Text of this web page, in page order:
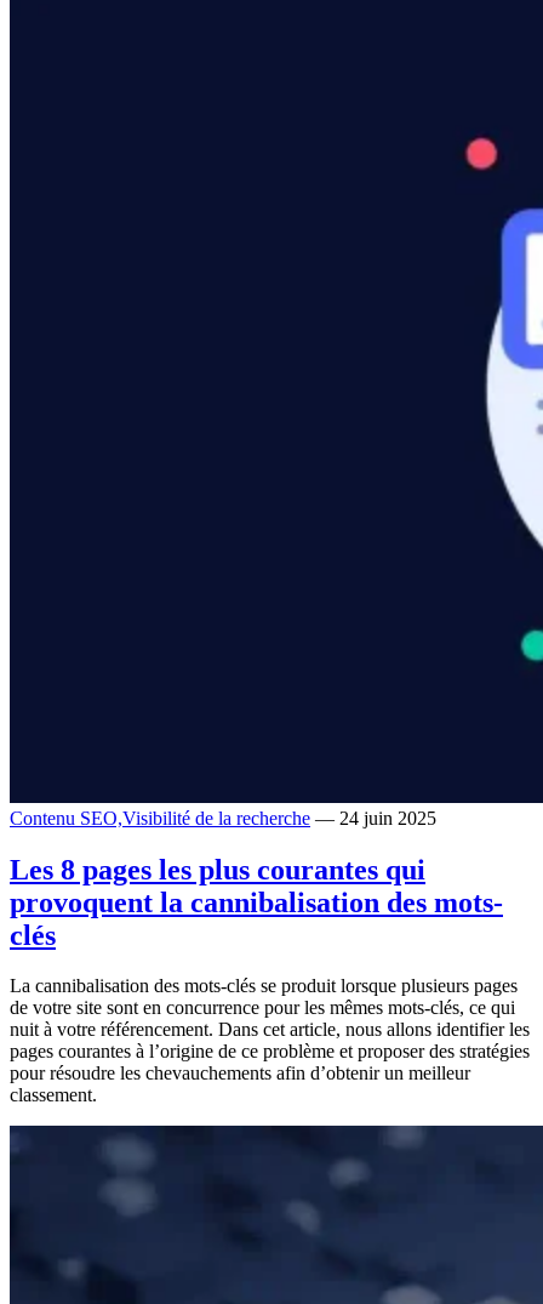
Contenu SEO,Visibilité de la recherche — 24 juin 2025
Les 8 pages les plus courantes qui
provoquent la cannibalisation des mots-
clés
La cannibalisation des mots-clés se produit lorsque plusieurs pages
de votre site sont en concurrence pour les mêmes mots-clés, ce qui
nuit à votre référencement. Dans cet article, nous allons identifier les
pages courantes à l’origine de ce problème et proposer des stratégies
pour résoudre les chevauchements afin d’obtenir un meilleur
classement.